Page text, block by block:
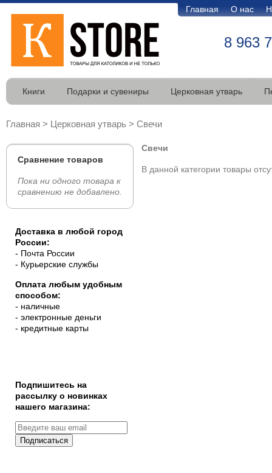
Главная О нас
8 963
Книги Подарки и сувениры Церковная утварь
Главная > Церковная утварь > Свечи
Свечи
В данной категории товары
Сравнение товаров
Пока ни одного товара к
сравнению не добавлено.
Доставка в любой город
России:
- Почта России
- Курьерские службы
Оплата любым удобным
способом:
- наличные
- электронные деньги
- кредитные карты
Подпишитесь на
рассылку о новинках
нашего магазина:
Подписаться